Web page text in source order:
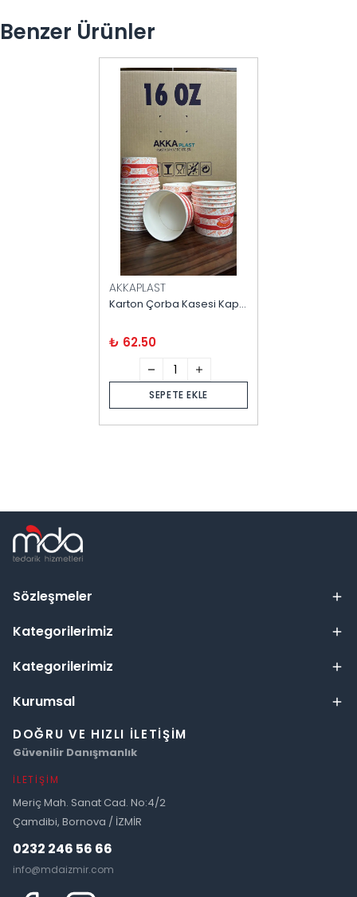
Benzer Ürünler
AKKAPLAST
Karton Çorba Kasesi Kapaklı 25'li
₺ 62.50
SEPETE EKLE
Sözleşmeler
Kategorilerimiz
Kategorilerimiz
Kurumsal
DOĞRU VE HIZLI İLETIŞIM
Güvenilir Danışmanlık
İLETIŞIM
Meriç Mah. Sanat Cad. No:4/2
Çamdibi, Bornova / İZMİR
0232 246 56 66
info@mdaizmir.com